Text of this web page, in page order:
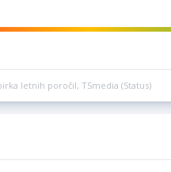
letnih poročil, TSmedia (Status)